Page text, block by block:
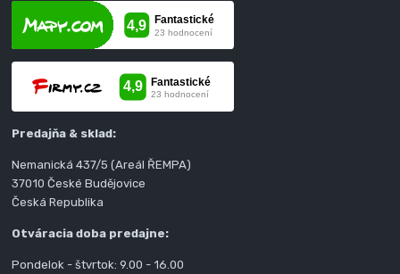
Predajňa & sklad:
Nemanická 437/5 (Areál ŘEMPA)
37010 České Budějovice
Česká Republika
Otváracia doba predajne:
Pondelok - štvrtok: 9.00 - 16.00